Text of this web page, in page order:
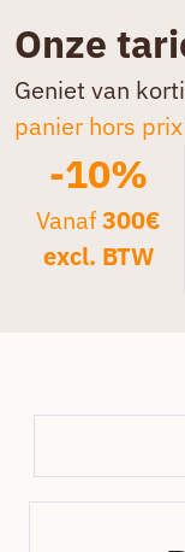
Onze
Geniet van
panier hors
-10%
Vanaf300€
excl. BTW